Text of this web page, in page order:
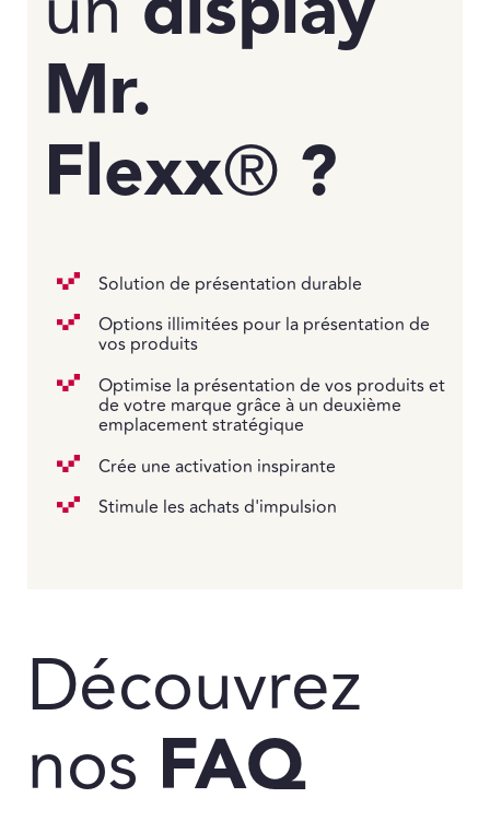
Mr.
Flexx® ?
Solution de présentation durable
Options illimitées pour la présentation de
vos produits
Optimise la présentation de vos produits et
de votre marque grâce à un deuxième
emplacement stratégique
Crée une activation inspirante
Stimule les achats d'impulsion
Découvrez
nos FAQ